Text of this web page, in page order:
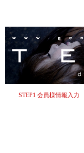
STEP1 会員様情報入力